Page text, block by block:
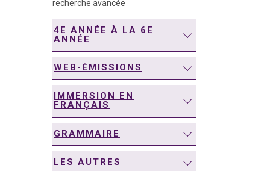
recherche avancée
4E ANNÉE À LA 6E
ANNÉE
WEB-ÉMISSIONS
IMMERSION EN
FRANÇAIS
GRAMMAIRE
LES AUTRES